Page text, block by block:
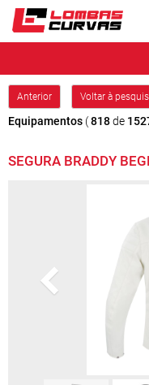
Anterior Voltar à
Equipamentos (818de
SEGURA BRADDY